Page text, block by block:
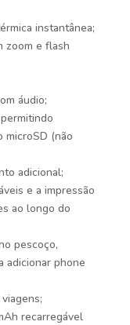
instantânea;
zoom e flash
áudio;
microSD (não
adicional;
e a impressão
ao longo do
pescoço,
adicionar phone
recarregável